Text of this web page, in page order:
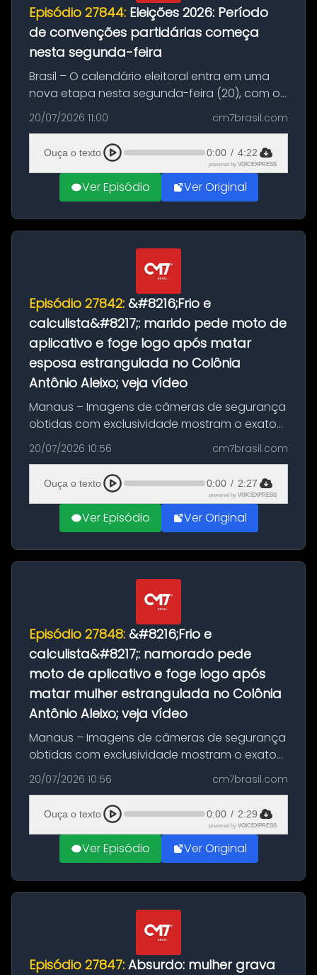
Episódio 27844: Eleições 2026: Período
de convenções partidárias começa
nesta segunda-feira
Brasil – O calendário eleitoral entra em uma
nova etapa nesta segunda-feira (20), com o
início do período destinado às convenções
partidárias. Até 5 de agosto, partidos e
federações poderão oficializa...
20/07/2026 11:00 cm7brasil.com
Ouça o texto 0:00 / 4:22
powered by VOICEXPRESS
Ver Episódio Ver Original
Episódio 27842: &#8216;Frio e
calculista&#8217;: marido pede moto de
aplicativo e foge logo após matar
esposa estrangulada no Colônia
Antônio Aleixo; veja vídeo
Manaus – Imagens de câmeras de segurança
obtidas com exclusividade mostram o exato
momento da fuga do principal suspeito da
morte de Larissa Araújo, de 28 anos. O crime
ocorreu na noite deste último d...
20/07/2026 10:56 cm7brasil.com
Ouça o texto 0:00 / 2:27
powered by VOICEXPRESS
Ver Episódio Ver Original
Episódio 27848: &#8216;Frio e
calculista&#8217;: namorado pede
moto de aplicativo e foge logo após
matar mulher estrangulada no Colônia
Antônio Aleixo; veja vídeo
Manaus – Imagens de câmeras de segurança
obtidas com exclusividade mostram o exato
momento da fuga do principal suspeito da
morte de Larissa Araújo, de 28 anos. O crime
ocorreu na noite deste último d...
20/07/2026 10:56 cm7brasil.com
Ouça o texto 0:00 / 2:29
powered by VOICEXPRESS
Ver Episódio Ver Original
Episódio 27847: Absurdo: mulher grava